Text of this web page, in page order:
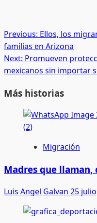
Post
navigation
Previous: Ellos, los
familias en Arizona
Next: Promueven
mexicanos sin importar
Más historias
Migración
Madres que llaman,
Luis Angel Galvan 25